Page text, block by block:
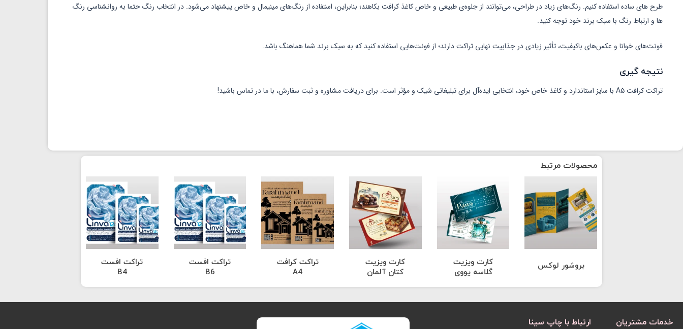
طرح های ساده استفاده کنیم. رنگ‌های زیاد در طراحی، می‌توانند از جلوه‌ی طبیعی و خاص کاغذ کرافت بکاهند؛ بنابراین، استفاده از رنگ‌های مینیمال و خاص پیشنهاد می‌شود. در انتخاب رنگ حتما به روانشناسی رنگ
ها و ارتباط رنگ با سبک برند خود توجه کنید.
فونت‌های خوانا و عکس‌های باکیفیت، تأثیر زیادی در جذابیت نهایی تراکت دارند؛ از فونت‌هایی استفاده کنید که به سبک برند شما هماهنگ باشد.
نتیجه گیری
تراکت کرافت A5 با سایز استاندارد و کاغذ خاص خود، انتخابی ایده‌آل برای تبلیغاتی شیک و مؤثر است. برای دریافت مشاوره و ثبت سفارش، با ما در تماس باشید!
محصولات مرتبط
بروشور لوکس
کارت ویزیت
گلاسه یووی
کارت ویزیت
کتان آلمان
تراکت کرافت
A4
تراکت افست
B6
تراکت افست
B4
خدمات مشتریان ارتباط با چاپ سینا